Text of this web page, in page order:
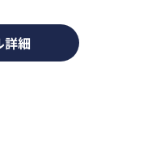
詳細